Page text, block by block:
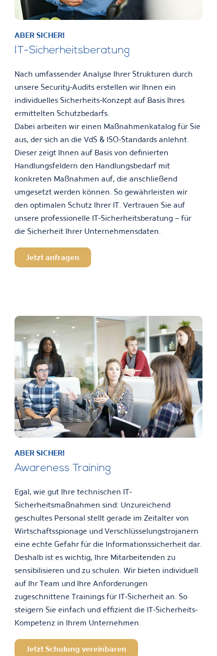
ABER SICHER!
IT-Sicherheitsberatung
Nach umfassender Analyse Ihrer Strukturen durch
unsere Security-Audits erstellen wir Ihnen ein
individuelles Sicherheits-Konzept auf Basis Ihres
ermittelten Schutzbedarfs.
Dabei arbeiten wir einen Maßnahmenkatalog für Sie
aus, der sich an die VdS & ISO-Standards anlehnt.
Dieser zeigt Ihnen auf Basis von definierten
Handlungsfeldern den Handlungsbedarf mit
konkreten Maßnahmen auf, die anschließend
umgesetzt werden können. So gewährleisten wir
den optimalen Schutz Ihrer IT. Vertrauen Sie auf
unsere professionelle IT-Sicherheitsberatung – für
die Sicherheit Ihrer Unternehmensdaten.
Jetzt anfragen
ABER SICHER!
Awareness Training
Egal, wie gut Ihre technischen IT-
Sicherheitsmaßnahmen sind: Unzureichend
geschultes Personal stellt gerade im Zeitalter von
Wirtschaftsspionage und Verschlüsselungstrojanern
eine echte Gefahr für die Informationssicherheit dar.
Deshalb ist es wichtig, Ihre Mitarbeitenden zu
sensibilisieren und zu schulen. Wir bieten individuell
auf Ihr Team und Ihre Anforderungen
zugeschnittene Trainings für IT-Sicherheit an. So
steigern Sie einfach und effizient die IT-Sicherheits-
Kompetenz in Ihrem Unternehmen.
Jetzt Schulung vereinbaren